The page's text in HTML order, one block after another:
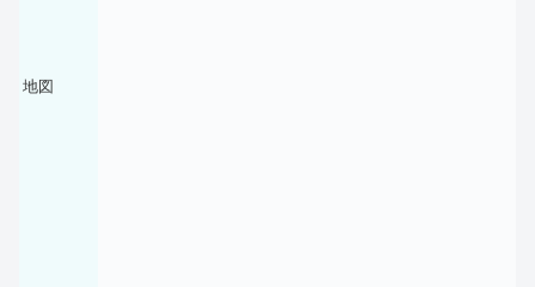
地図